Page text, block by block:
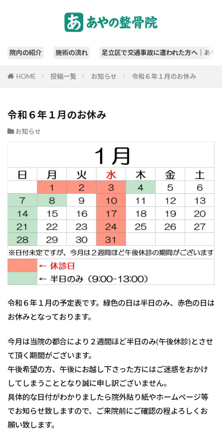
院内の紹介 施術の流れ 足立区で交通事故に遭われた方へ｜あや
HOME 投稿一覧 お知らせ 令和６年１月のお休み
令和６年１月のお休み
お知らせ
令和６年１月の予定表です。緑色の日は半日のみ、赤色の日は
お休みとなっております。
今月は当院の都合により２週間ほど半日のみ(午後休診)とさせ
て頂く期間がございます。
午後希望の方、午後にお越し下さった方にはご迷惑をおかけ
してしまうこととなり誠に申し訳ございません。
具体的な日付がわかりましたら院外貼り紙やホームページ等
でお知らせ致しますので、ご来院前にご確認の程よろしくお
願い致します。